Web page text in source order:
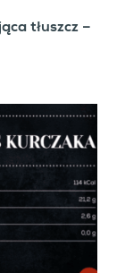
tłuszcz –